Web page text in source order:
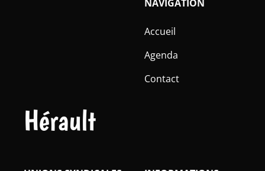
Hérault
NAVIGATION
Accueil
Agenda
Contact